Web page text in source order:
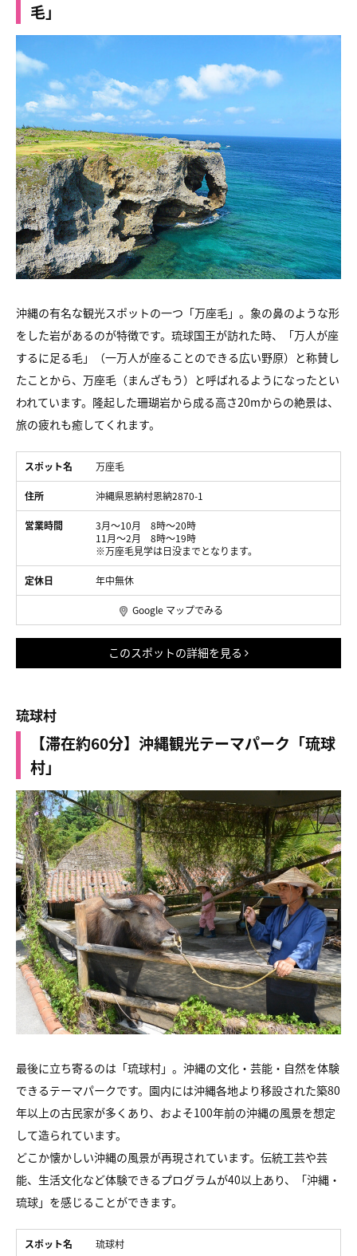
毛」
沖縄の有名な観光スポットの一つ「万座毛」。象の鼻のような形
をした岩があるのが特徴です。琉球国王が訪れた時、「万人が座
するに足る毛」（一万人が座ることのできる広い野原）と称賛し
たことから、万座毛（まんざもう）と呼ばれるようになったとい
われています。隆起した珊瑚岩から成る高さ20mからの絶景は、
旅の疲れも癒してくれます。
スポット名 万座毛
住所 沖縄県恩納村恩納2870-1
営業時間
3月～10月 8時〜20時
11月～2月 8時〜19時
※万座毛見学は日没までとなります。
定休日 年中無休
Google マップでみる
このスポットの詳細を見る
琉球村
【滞在約60分】沖縄観光テーマパーク「琉球
村」
最後に立ち寄るのは「琉球村」。沖縄の文化・芸能・自然を体験
できるテーマパークです。園内には沖縄各地より移設された築80
年以上の古民家が多くあり、およそ100年前の沖縄の風景を想定
して造られています。
どこか懐かしい沖縄の風景が再現されています。伝統工芸や芸
能、生活文化など体験できるプログラムが40以上あり、「沖縄・
琉球」を感じることができます。
スポット名 琉球村